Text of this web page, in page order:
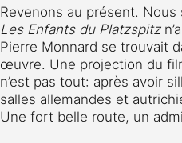
Revenons au présent.
Les Enfants du Platzspitz
Pierre Monnard se trouvait
œuvre. Une projection du
n’est pas tout: après avoir
salles allemandes et
Une fort belle route, un